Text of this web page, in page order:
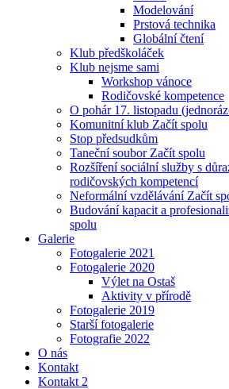
Modelování
Prstová technika
Globální čtení
Klub předškoláček
Klub nejsme sami
Workshop vánoce
Rodičovské kompetence
O pohár 17. listopadu
Komunitní klub Začít spolu
Stop předsudkům
Taneční soubor Začít spolu
Rozšíření sociální služby s
rodičovských kompetencí
Neformální vzdělávání Začít
Budování kapacit a
spolu
Galerie
Fotogalerie 2021
Fotogalerie 2020
Výlet na Ostaš
Aktivity v přírodě
Fotogalerie 2019
Starší fotogalerie
Fotografie 2022
O nás
Kontakt
Kontakt 2